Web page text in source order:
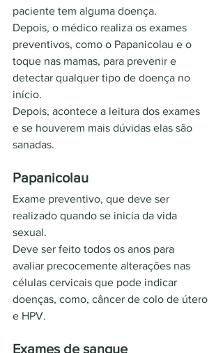
paciente tem alguma doença.
Depois, o médico realiza os exames
preventivos, como o Papanicolau e o
toque nas mamas, para prevenir e
detectar qualquer tipo de doença no
início.
Depois, acontece a leitura dos exames
e se houverem mais dúvidas elas são
sanadas.
Papanicolau
Exame preventivo, que deve ser
realizado quando se inicia da vida
sexual.
Deve ser feito todos os anos para
avaliar precocemente alterações nas
células cervicais que pode indicar
doenças, como, câncer de colo de útero
e HPV.
Exames de sangue